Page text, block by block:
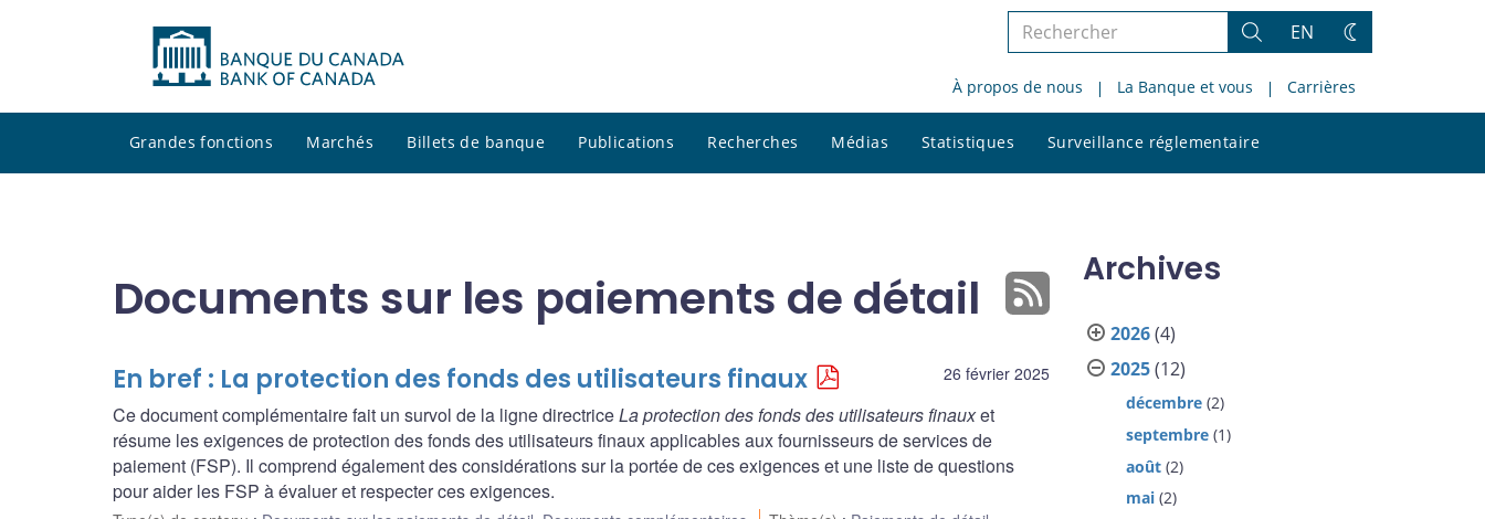
Rechercher
le
site
Rechercher
EN
Changez
thème
À propos de nous La Banque et vous Carrières
Grandes fonctions Marchés Billets de banque Publications Recherches Médias Statistiques Surveillance réglementaire
le
Documents sur les paiements de détail
26 février 2025
En bref : La protection des fonds des utilisateurs finaux
Ce document complémentaire fait un survol de la ligne directriceLa protection des fonds des utilisateurs finauxet
résume les exigences de protection des fonds des utilisateurs finaux applicables aux fournisseurs de services de
paiement (FSP). Il comprend également des considérations sur la portée de ces exigences et une liste de questions
pour aider les FSP à évaluer et respecter ces exigences.
Archives
2026(4)
2025(12)
décembre (2)
septembre (1)
août (2)
mai (2)